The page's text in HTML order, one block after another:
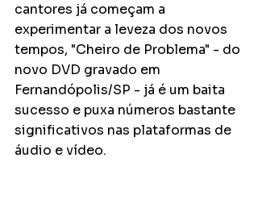
cantores já começam a
experimentar a leveza dos novos
tempos, "Cheiro de Problema" - do
novo DVD gravado em
Fernandópolis/SP - já é um baita
sucesso e puxa números bastante
significativos nas plataformas de
áudio e vídeo.